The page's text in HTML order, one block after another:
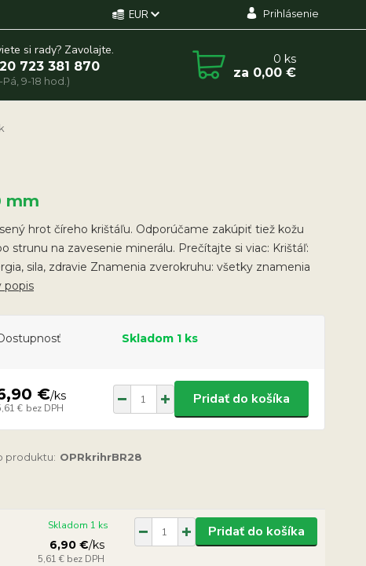
EUR Prihlásenie
si rady? Zavolajte.
723 381 870
Pá, 9-18 hod.)
0 ks
za 0,00 €
mm
hrot číreho krištáľu. Odporúčame zakúpiť tiež kožu
strunu na zavesenie minerálu. Prečítajte si viac: Krištáľ:
sila, zdravie Znamenia zverokruhu: všetky znamenia
popis
Skladom 1 ks
€/ks
€ bez DPH
Pridať do košíka
produktu: OPRkrihrBR28
6,90 €/ks
5,61 € bez DPH
Skladom 1 ks Pridať do košíka